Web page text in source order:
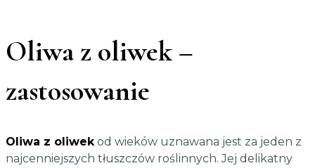
Oliwa z oliwek –
zastosowanie
Oliwa z oliwekod wieków uznawana jest za jeden z
najcenniejszych tłuszczów roślinnych. Jej delikatny